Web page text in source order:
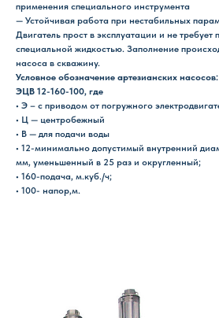
применения специального инструмента
— Устойчивая работа при нестабильных
Двигатель прост в эксплуатации и не требует
специальной жидкостью. Заполнение
насоса в скважину.
Условное обозначение артезианских насосов:
ЭЦВ 12-160-100, где
• Э – с приводом от погружного
• Ц — центробежный
• В — для подачи воды
• 12-минимально допустимый внутренний
мм, уменьшенный в 25 раз и округленный;
• 160-подача, м.куб./ч;
• 100- напор,м.